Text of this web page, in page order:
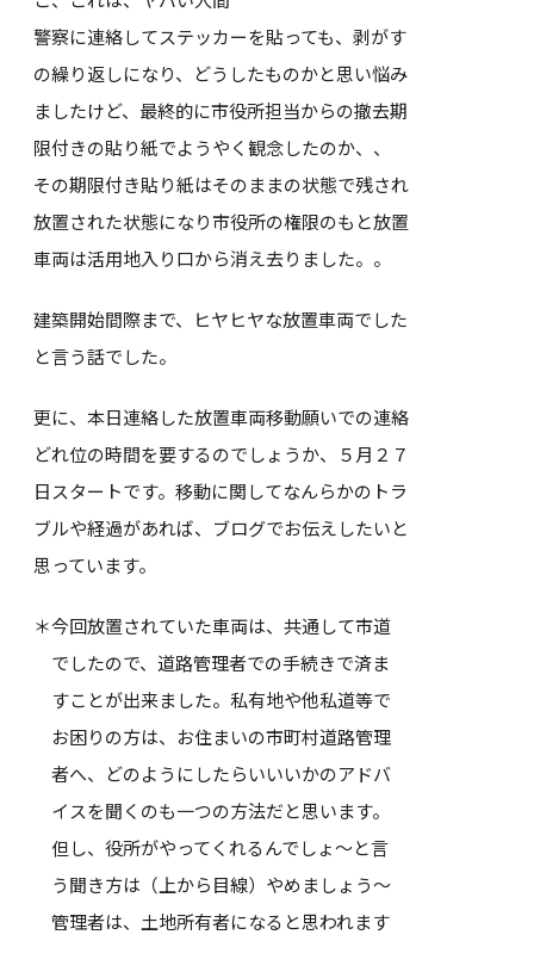
警察に連絡してステッカーを貼っても、剥がす
の繰り返しになり、どうしたものかと思い悩み
ましたけど、最終的に市役所担当からの撤去期
限付きの貼り紙でようやく観念したのか、、
その期限付き貼り紙はそのままの状態で残され
放置された状態になり市役所の権限のもと放置
車両は活用地入り口から消え去りました。。
建築開始間際まで、ヒヤヒヤな放置車両でした
と言う話でした。
更に、本日連絡した放置車両移動願いでの連絡
どれ位の時間を要するのでしょうか、５月２７
日スタートです。移動に関してなんらかのトラ
ブルや経過があれば、ブログでお伝えしたいと
思っています。
＊今回放置されていた車両は、共通して市道
でしたので、道路管理者での手続きで済ま
すことが出来ました。私有地や他私道等で
お困りの方は、お住まいの市町村道路管理
者へ、どのようにしたらいいいかのアドバ
イスを聞くのも一つの方法だと思います。
但し、役所がやってくれるんでしょ～と言
う聞き方は（上から目線）やめましょう～
管理者は、土地所有者になると思われます